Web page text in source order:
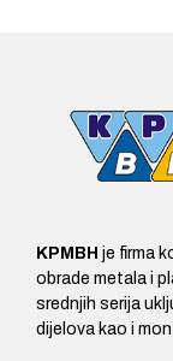
KPMBH je firma
obrade metala i
srednjih serija
dijelova kao i